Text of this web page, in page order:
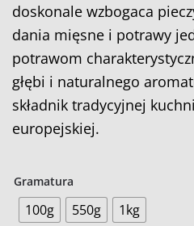
doskonale wzbogaca
dania mięsne i potrawy
potrawom
głębi i naturalnego
składnik tradycyjnej
europejskiej.
Gramatura
100g 550g 1kg